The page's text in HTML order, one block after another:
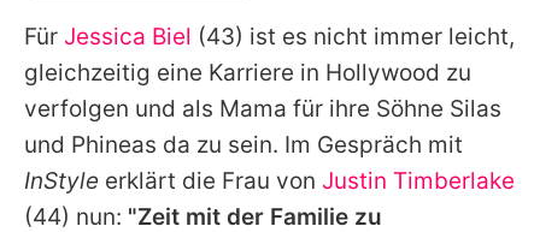
Impressum
Datenschutzerklärung
Nutzungsbedingungen
Utiq verwalten
Für Jessica Biel (43) ist es nicht immer leicht,
gleichzeitig eine Karriere in Hollywood zu
verfolgen und als Mama für ihre Söhne Silas
und Phineas da zu sein. Im Gespräch mit
InStyle erklärt die Frau von Justin Timberlake
(44) nun: "Zeit mit der Familie zu